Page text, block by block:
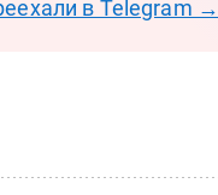
в Telegram →